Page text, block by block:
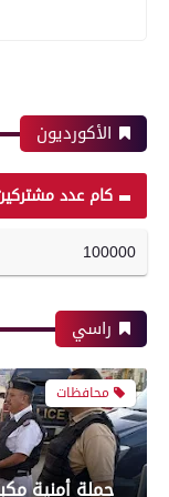
بعدسة الخبر
الأهلي و
رياضة
الزمالك
رياضة
الأكورديون
كام عدد
100000
راسي
حوادث وقضايا
إصابة مسن
في طهطا
محافظات
حملة أمنية